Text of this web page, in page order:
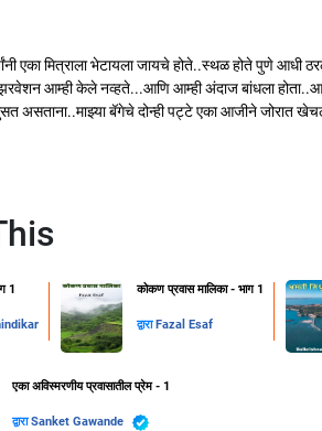
मित्राला भेटायला जायचे होते..स्थळ होते पुणे आधी
आम्ही केले नव्हते...आणि आम्ही अंदाज बांधला
असताना..माझ्या बॅगेचे दोन्ही पट्टे एका आजीने जोरात
1 कोकण प्रवास मालिका - भाग 1
द्वारा Fazal Esaf
एका अविस्मरणीय प्रवासातील प्रेम - 1
द्वाराSanket Gawande